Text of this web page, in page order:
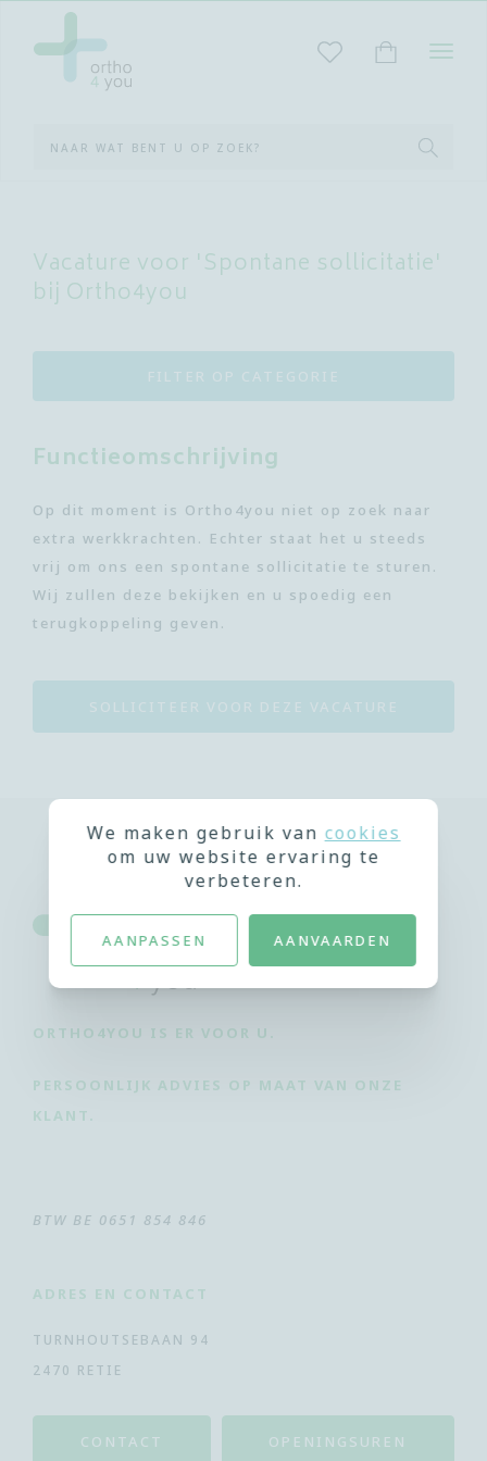
Vacature voor 'Spontane sollicitatie'
bij Ortho4you
FILTER OP CATEGORIE
Functieomschrijving
Op dit moment is Ortho4you niet op zoek naar
extra werkkrachten. Echter staat het u steeds
vrij om ons een spontane sollicitatie te sturen.
Wij zullen deze bekijken en u spoedig een
terugkoppeling geven.
SOLLICITEER VOOR DEZE VACATURE
ORTHO4YOU IS ER VOOR U.
PERSOONLIJK ADVIES OP MAAT VAN ONZE
KLANT.
BTW BE 0651 854 846
ADRES EN CONTACT
TURNHOUTSEBAAN 94
2470 RETIE
CONTACT OPENINGSUREN
We maken gebruik van cookies
om uw website ervaring te
verbeteren.
AANPASSEN AANVAARDEN